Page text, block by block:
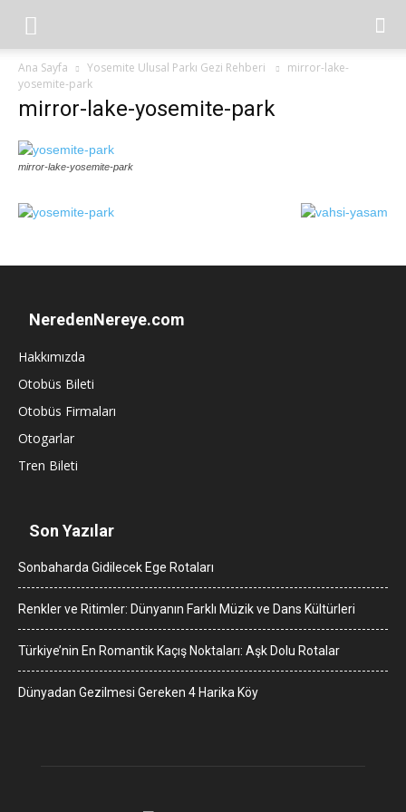
Ana Sayfa Yosemite Ulusal Parkı Gezi Rehberi
mirror-lake-
yosemite-park
mirror-lake-yosemite-park
mirror-lake-yosemite-park
NeredenNereye.com
Hakkımızda
Otobüs Bileti
Otobüs Firmaları
Otogarlar
Tren Bileti
Son Yazılar
Sonbaharda Gidilecek Ege Rotaları
Renkler ve Ritimler: Dünyanın Farklı Müzik ve Dans Kültürleri
Türkiye’nin En Romantik Kaçış Noktaları: Aşk Dolu Rotalar
Dünyadan Gezilmesi Gereken 4 Harika Köy